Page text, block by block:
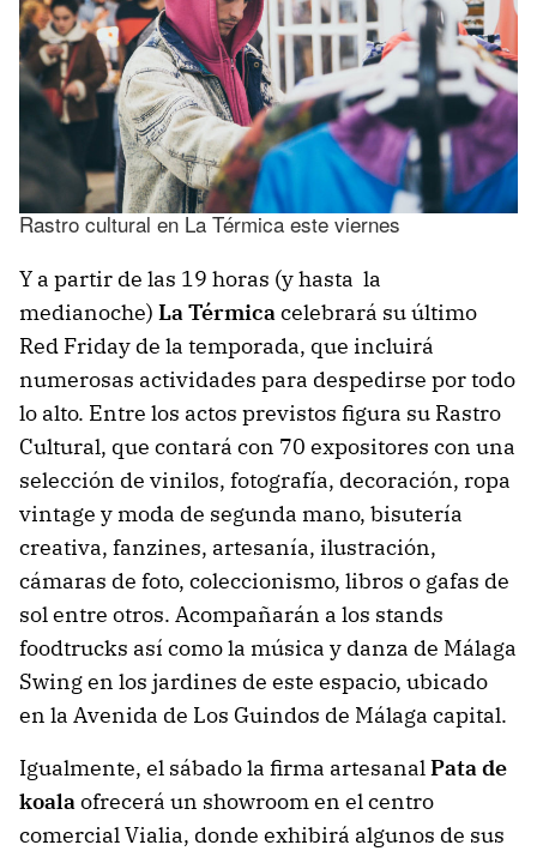
Rastro cultural en La Térmica este viernes
Y a partir de las 19 horas (y hasta la
medianoche) La Térmicacelebrará su último
Red Friday de la temporada, que incluirá
numerosas actividades para despedirse por todo
lo alto. Entre los actos previstos figura su Rastro
Cultural, que contará con 70 expositores con una
selección de vinilos, fotografía, decoración, ropa
vintage y moda de segunda mano, bisutería
creativa, fanzines, artesanía, ilustración,
cámaras de foto, coleccionismo, libros o gafas de
sol entre otros. Acompañarán a los stands
foodtrucks así como la música y danza de Málaga
Swing en los jardines de este espacio, ubicado
en la Avenida de Los Guindos de Málaga capital.
Igualmente, el sábado la firma artesanalPata de
koalaofrecerá un showroom en el centro
comercial Vialia, donde exhibirá algunos de sus